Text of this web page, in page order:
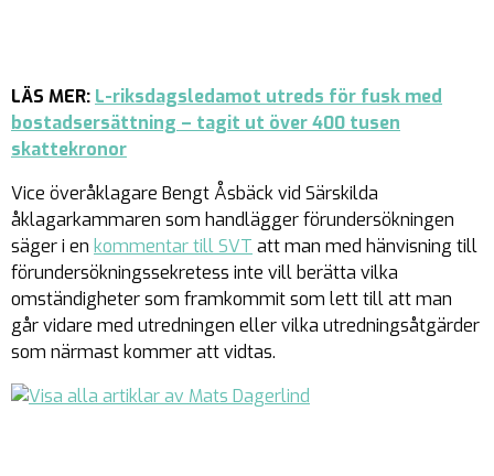
LÄS MER: L-riksdagsledamot utreds för fusk med
bostadsersättning – tagit ut över 400 tusen
skattekronor
Vice överåklagare Bengt Åsbäck vid Särskilda
åklagarkammaren som handlägger förundersökningen
säger i en kommentar till SVT att man med hänvisning till
förundersökningssekretess inte vill berätta vilka
omständigheter som framkommit som lett till att man
går vidare med utredningen eller vilka utredningsåtgärder
som närmast kommer att vidtas.